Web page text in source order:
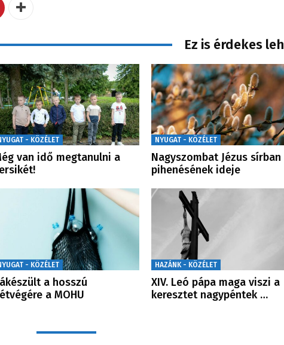
Ez is érdekes
- KÖZÉLET
van idő megtanulni a
NYUGAT - KÖZÉLET
Nagyszombat Jézus sírban
pihenésének ideje
- KÖZÉLET
a hosszú
a MOHU
HAZÁNK - KÖZÉLET
XIV. Leó pápa maga viszi a
keresztet nagypéntek …